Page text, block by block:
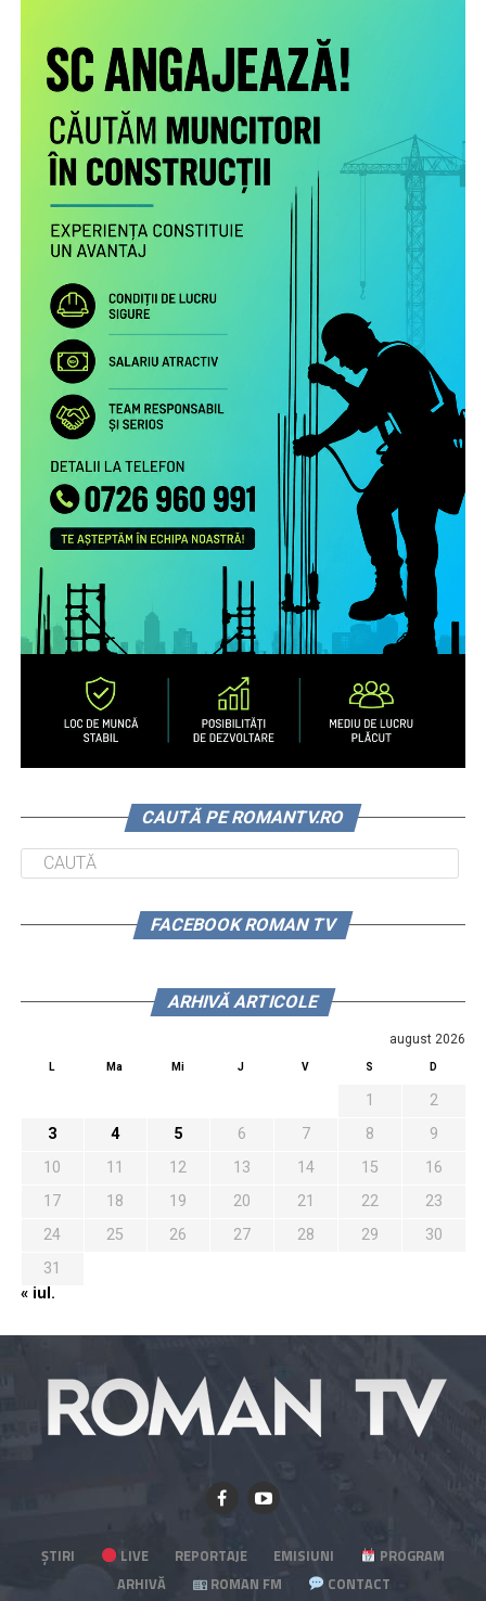
CAUTĂ PE ROMANTV.RO
FACEBOOK ROMAN TV
ARHIVĂ ARTICOLE
august 2026
L Ma Mi J V S D
1
2
3
4 5 6 7 8
9
10
11 12 13 14 15
16
17
18 19 20 21 22
23
24
25 26 27 28 29
30
31
« iul.
ȘTIRI LIVE REPORTAJE EMISIUNI
PROGRAM
ARHIVĂ
ROMAN FM CONTACT